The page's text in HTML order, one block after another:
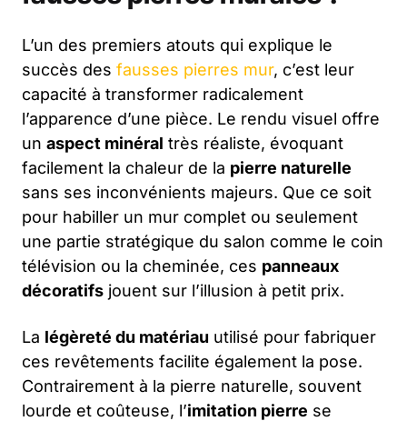
L’un des premiers atouts qui explique le
succès des fausses pierres mur, c’est leur
capacité à transformer radicalement
l’apparence d’une pièce. Le rendu visuel offre
un aspect minéral très réaliste, évoquant
facilement la chaleur de la pierre naturelle
sans ses inconvénients majeurs. Que ce soit
pour habiller un mur complet ou seulement
une partie stratégique du salon comme le coin
télévision ou la cheminée, ces panneaux
décoratifs jouent sur l’illusion à petit prix.
La légèreté du matériau utilisé pour fabriquer
ces revêtements facilite également la pose.
Contrairement à la pierre naturelle, souvent
lourde et coûteuse, l’imitation pierre se